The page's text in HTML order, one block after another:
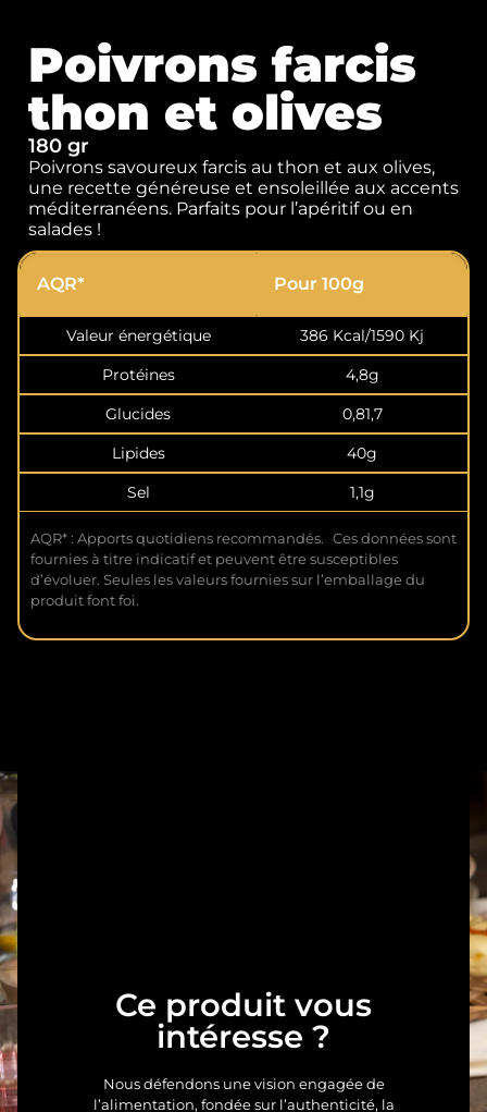
Poivrons farcis
thon et olives
180 gr
Poivrons savoureux farcis au thon et aux olives,
une recette généreuse et ensoleillée aux accents
méditerranéens. Parfaits pour l’apéritif ou en
salades !
AQR* Pour 100g
Valeur énergétique
386 Kcal/1590 Kj
Protéines
4,8g
Glucides
0,81,7
Lipides
40g
Sel
1,1g
AQR* : Apports quotidiens recommandés. Ces données sont
fournies à titre indicatif et peuvent être susceptibles
d’évoluer. Seules les valeurs fournies sur l’emballage du
produit font foi.
Ce produit vous
intéresse ?
Nous défendons une vision engagée de
l’alimentation, fondée sur l’authenticité, la